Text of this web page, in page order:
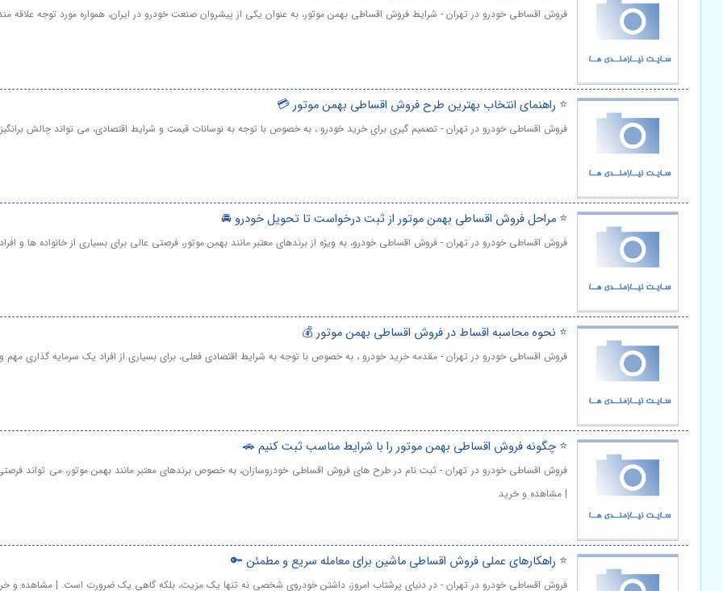
فروش اقساطی خودرو در تهران - شرایط فروش اقساطی بهمن موتور، به عنوان یکی از پیشروان صنعت خودرو در ایران، همواره مورد توجه
⭐️ راهنمای انتخاب بهترین طرح فروش اقساطی بهمن موتور 💳
فروش اقساطی خودرو در تهران - تصمیم گیری برای خرید خودرو ، به خصوص با توجه به نوسانات قیمت و شرایط اقتصادی، می تواند چالش
⭐️ مراحل فروش اقساطی بهمن موتور از ثبت درخواست تا تحویل خودرو 🚘
فروش اقساطی خودرو در تهران - فروش اقساطی خودرو، به ویژه از برندهای معتبر مانند بهمن موتور، فرصتی عالی برای بسیاری از خانواده ها و
⭐️ نحوه محاسبه اقساط در فروش اقساطی بهمن موتور 💰
فروش اقساطی خودرو در تهران - مقدمه خرید خودرو ، به خصوص با توجه به شرایط اقتصادی فعلی، برای بسیاری از افراد یک سرمایه گذاری
⭐️ چگونه فروش اقساطی بهمن موتور را با شرایط مناسب ثبت کنیم 🚗
فروش اقساطی خودرو در تهران - ثبت نام در طرح های فروش اقساطی خودروسازان، به خصوص برندهای معتبر مانند بهمن موتور، می تواند
| مشاهده و خرید
⭐️ راهکارهای عملی فروش اقساطی ماشین برای معامله سریع و مطمئن 🔑
فروش اقساطی خودرو در تهران - در دنیای پرشتاب امروز، داشتن خودروی شخصی نه تنها یک مزیت، بلکه گاهی یک ضرورت است. | مشاهده و